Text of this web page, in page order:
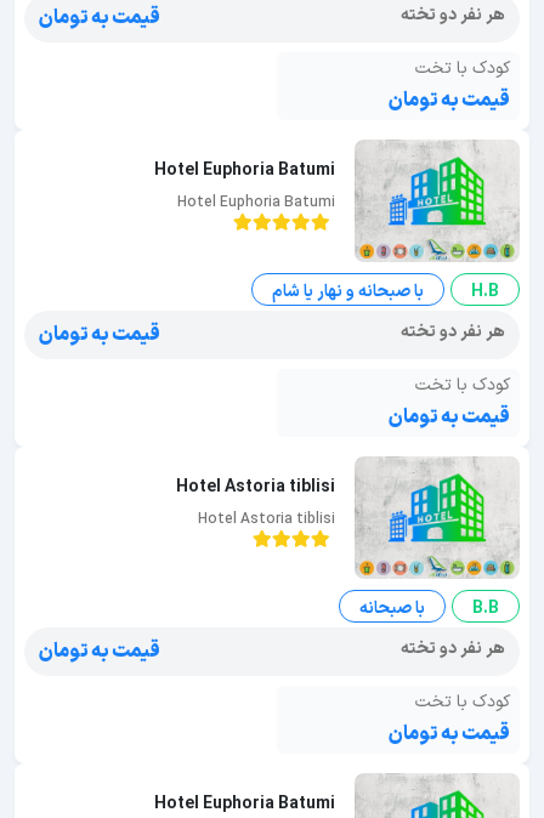
هر نفر دو تخته
قیمت به تومان
کودک با تخت
قیمت به تومان
Hotel Euphoria Batumi
Hotel Euphoria Batumi
H.B
با صبحانه و نهار یا شام
هر نفر دو تخته
قیمت به تومان
کودک با تخت
قیمت به تومان
Hotel Astoria tiblisi
Hotel Astoria tiblisi
B.B
با صبحانه
هر نفر دو تخته
قیمت به تومان
کودک با تخت
قیمت به تومان
Hotel Euphoria Batumi